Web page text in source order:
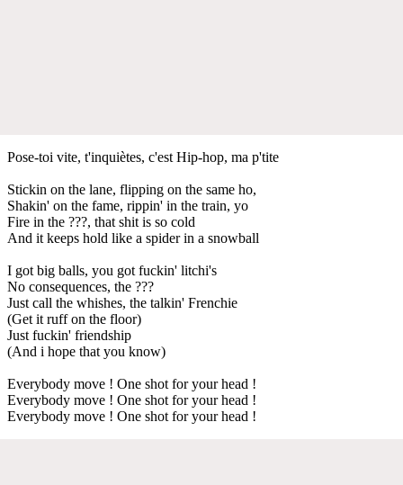
Pose-toi vite, t'inquiètes, c'est Hip-hop, ma p'tite
Stickin on the lane, flipping on the same ho,
Shakin' on the fame, rippin' in the train, yo
Fire in the ???, that shit is so cold
And it keeps hold like a spider in a snowball
I got big balls, you got fuckin' litchi's
No consequences, the ???
Just call the whishes, the talkin' Frenchie
(Get it ruff on the floor)
Just fuckin' friendship
(And i hope that you know)
Everybody move ! One shot for your head !
Everybody move ! One shot for your head !
Everybody move ! One shot for your head !